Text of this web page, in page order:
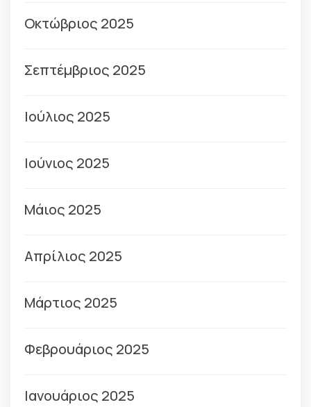
Οκτώβριος 2025
Σεπτέμβριος 2025
Ιούλιος 2025
Ιούνιος 2025
Μάιος 2025
Απρίλιος 2025
Μάρτιος 2025
Φεβρουάριος 2025
Ιανουάριος 2025